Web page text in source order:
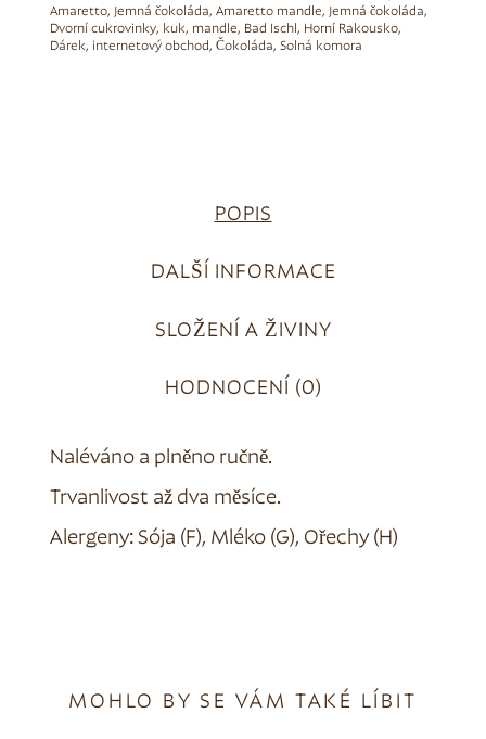
Amaretto, Jemná čokoláda, Amaretto mandle, Jemná čokoláda,
Dvorní cukrovinky, kuk, mandle, Bad Ischl , Horní Rakousko,
Dárek, internetový obchod, Čokoláda, Solná komora
POPIS
DALŠÍ INFORMACE
SLOŽENÍ A ŽIVINY
HODNOCENÍ (0)
Naléváno a plněno ručně.
Trvanlivost až dva měsíce.
Alergeny: Sója (F), Mléko (G), Ořechy (H)
MOHLO BY SE VÁM TAKÉ LÍBIT